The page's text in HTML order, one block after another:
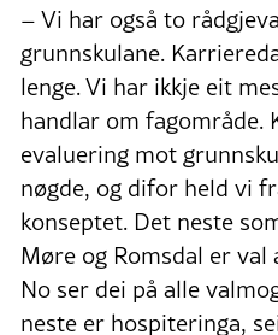
– Vi har også to
grunnskulane.
lenge. Vi har ikkje eit
handlar om fagområde.
evaluering mot
nøgde, og difor held vi
konseptet. Det neste
Møre og Romsdal er
No ser dei på alle
neste er hospiteringa,